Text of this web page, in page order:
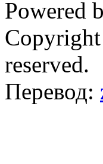
Powered
reserved.
Перевод: